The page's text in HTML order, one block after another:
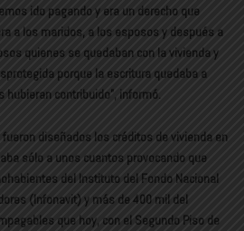
ido pagando y era un derecho que
a los maridos, a los esposos y después a
quienes se quedaban con la vivienda y
porque la escritura quedaba a
hubieran contribuido”, informó.
diseñados los créditos de vivienda en
sólo a unos cuantos provocando que
del Instituto del Fondo Nacional
(Infonavit) y más de 400 mil del
que hoy, con el Segundo Piso de